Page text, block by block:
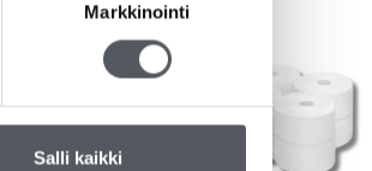
Markkinointi
Salli kaikki